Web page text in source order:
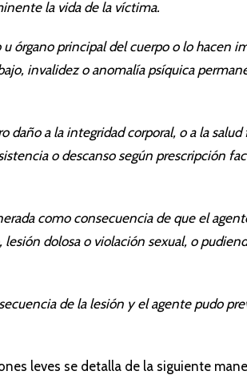
la vida de la víctima.
órgano principal del cuerpo o lo hacen
invalidez o anomalía psíquica
daño a la integridad corporal, o a la
o descanso según prescripción
como consecuencia de que el
dolosa o violación sexual, o
de la lesión y el agente pudo
leves se detalla de la siguiente